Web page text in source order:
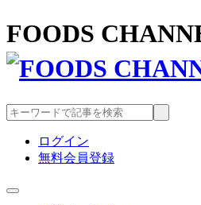
FOODS
ログイン
無料会員登録